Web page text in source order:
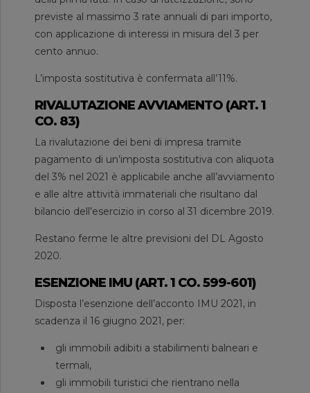
previste al massimo 3 rate annuali di pari importo,
con applicazione di interessi in misura del 3 per
cento annuo.
L’imposta sostitutiva è confermata all’11%.
RIVALUTAZIONE AVVIAMENTO (ART. 1
CO. 83)
La rivalutazione dei beni di impresa tramite
pagamento di un’imposta sostitutiva con aliquota
del 3% nel 2021 è applicabile anche all’avviamento
e alle altre attività immateriali che risultano dal
bilancio dell’esercizio in corso al 31 dicembre 2019.
Restano ferme le altre previsioni del DL Agosto
2020.
ESENZIONE IMU (ART. 1 CO. 599-601)
Disposta l’esenzione dell’acconto IMU 2021, in
scadenza il 16 giugno 2021, per:
gli immobili adibiti a stabilimenti balneari e
termali,
gli immobili turistici che rientrano nella